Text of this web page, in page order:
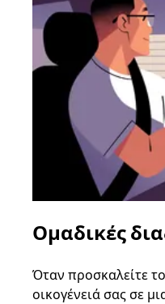
Ομαδικές
Όταν προσκαλείτε
οικογένειά σας σε